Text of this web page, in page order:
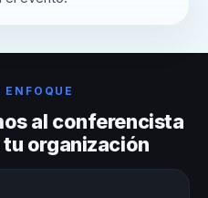
ENFOQUE
al conferencista
organización